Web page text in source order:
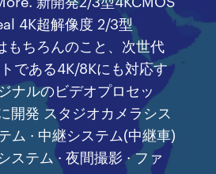
4K超解像度 2/3型
ちろんのこと、次世代
である4K/8Kにも対応す
ナルのビデオプロセッ
開発 スタジオカメラシス
ム · 中継システム(中継車)
ステム · 夜間撮影 · ファ